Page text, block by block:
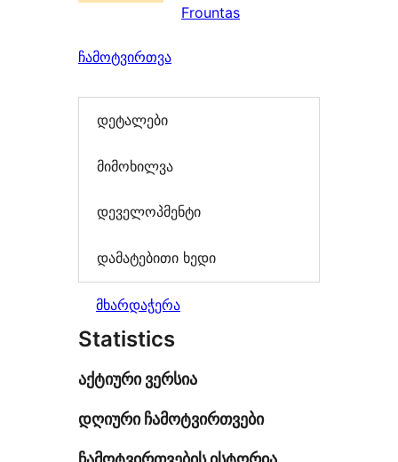
Frountas
ჩამოტვირთვა
დეტალები
მიმოხილვა
დეველოპმენტი
დამატებითი ხედი
მხარდაჭერა
Statistics
აქტიური ვერსია
დღიური ჩამოტვირთვები